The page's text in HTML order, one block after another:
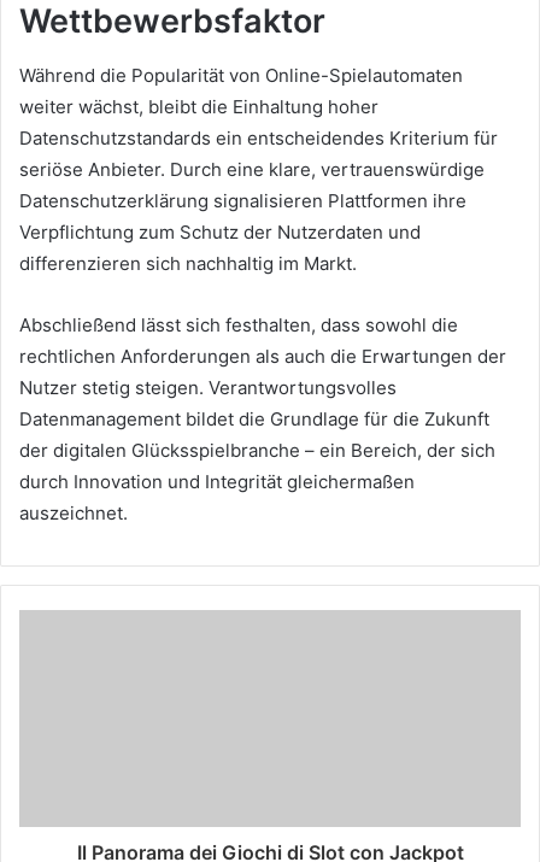
Wettbewerbsfaktor
Während die Popularität von Online-Spielautomaten
weiter wächst, bleibt die Einhaltung hoher
Datenschutzstandards ein entscheidendes Kriterium für
seriöse Anbieter. Durch eine klare, vertrauenswürdige
Datenschutzerklärung signalisieren Plattformen ihre
Verpflichtung zum Schutz der Nutzerdaten und
differenzieren sich nachhaltig im Markt.
Abschließend lässt sich festhalten, dass sowohl die
rechtlichen Anforderungen als auch die Erwartungen der
Nutzer stetig steigen. Verantwortungsvolles
Datenmanagement bildet die Grundlage für die Zukunft
der digitalen Glücksspielbranche – ein Bereich, der sich
durch Innovation und Integrität gleichermaßen
auszeichnet.
Il Panorama dei Giochi di Slot con Jackpot